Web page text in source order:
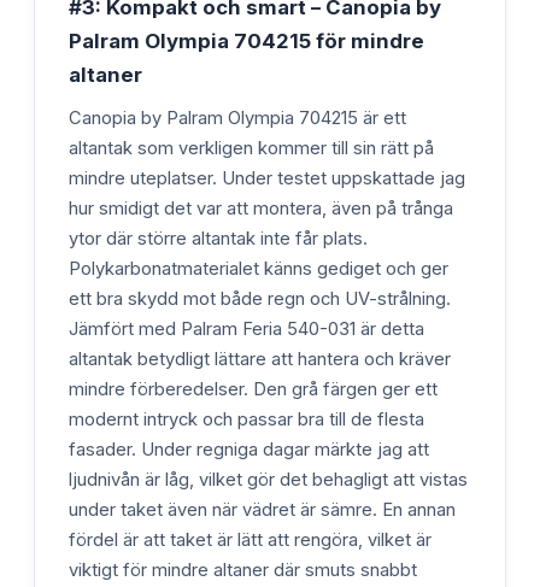
#3: Kompakt och smart – Canopia by
Palram Olympia 704215 för mindre
altaner
Canopia by Palram Olympia 704215 är ett
altantak som verkligen kommer till sin rätt på
mindre uteplatser. Under testet uppskattade jag
hur smidigt det var att montera, även på trånga
ytor där större altantak inte får plats.
Polykarbonatmaterialet känns gediget och ger
ett bra skydd mot både regn och UV-strålning.
Jämfört med Palram Feria 540-031 är detta
altantak betydligt lättare att hantera och kräver
mindre förberedelser. Den grå färgen ger ett
modernt intryck och passar bra till de flesta
fasader. Under regniga dagar märkte jag att
ljudnivån är låg, vilket gör det behagligt att vistas
under taket även när vädret är sämre. En annan
fördel är att taket är lätt att rengöra, vilket är
viktigt för mindre altaner där smuts snabbt